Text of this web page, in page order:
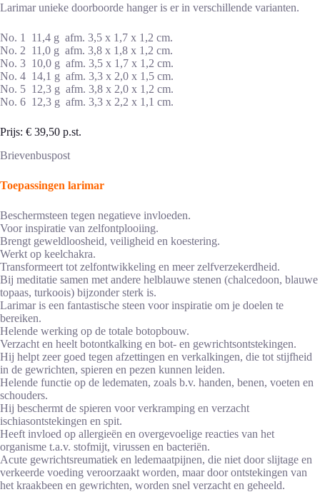
Larimar unieke doorboorde hanger is er in verschillende varianten.
No. 1 11,4 g afm. 3,5 x 1,7 x 1,2 cm.
No. 2 11,0 g afm. 3,8 x 1,8 x 1,2 cm.
No. 3 10,0 g afm. 3,5 x 1,7 x 1,2 cm.
No. 4 14,1 g afm. 3,3 x 2,0 x 1,5 cm.
No. 5 12,3 g afm. 3,8 x 2,0 x 1,2 cm.
No. 6 12,3 g afm. 3,3 x 2,2 x 1,1 cm.
Prijs: € 39,50 p.st.
Brievenbuspost
Toepassingen larimar
Beschermsteen tegen negatieve invloeden.
Voor inspiratie van zelfontplooiing.
Brengt geweldloosheid, veiligheid en koestering.
Werkt op keelchakra.
Transformeert tot zelfontwikkeling en meer zelfverzekerdheid.
Bij meditatie samen met andere helblauwe stenen (chalcedoon, blauwe
topaas, turkoois) bijzonder sterk is.
Larimar is een fantastische steen voor inspiratie om je doelen te
bereiken.
Helende werking op de totale botopbouw.
Verzacht en heelt botontkalking en bot- en gewrichtsontstekingen.
Hij helpt zeer goed tegen afzettingen en verkalkingen, die tot stijfheid
in de gewrichten, spieren en pezen kunnen leiden.
Helende functie op de ledematen, zoals b.v. handen, benen, voeten en
schouders.
Hij beschermt de spieren voor verkramping en verzacht
ischiasontstekingen en spit.
Heeft invloed op allergieën en overgevoelige reacties van het
organisme t.a.v. stofmijt, virussen en bacteriën.
Acute gewrichtsreumatiek en ledemaatpijnen, die niet door slijtage en
verkeerde voeding veroorzaakt worden, maar door ontstekingen van
het kraakbeen en gewrichten, worden snel verzacht en geheeld.